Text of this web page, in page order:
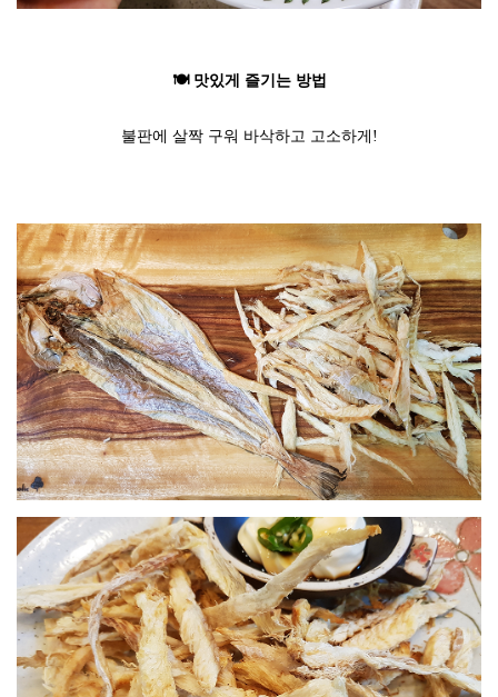
🍽️ 맛있게 즐기는 방법
불판에 살짝 구워 바삭하고 고소하게!